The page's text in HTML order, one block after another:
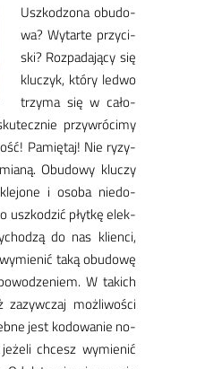
Usz­ko­dzo­na obu­do­
wa? Wy­tar­te przy­ci­
ski? Roz­pa­da­ją­cy się
klu­czyk, któ­ry le­d­wo
trzy­ma się w ca­ło­
przy­wró­ci­my
Pa­mię­taj! Nie ry­zy­
Obu­do­wy klu­czy
i oso­ba nie­do­
uszko­dzić płyt­kę elek­
do nas klien­ci,
ta­ką obu­do­wę
W ta­kich
moż­li­wo­ści
jest ko­do­wa­nie no­
chcesz wy­mie­nić